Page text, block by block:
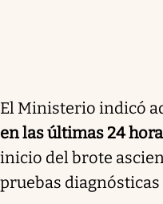
El Ministerio indicó
en las últimas 24
inicio del brote
pruebas